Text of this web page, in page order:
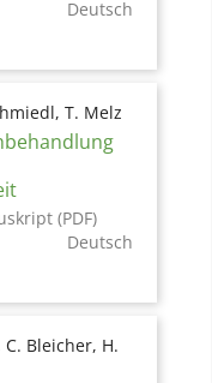
Deutsch
T. Melz
(PDF)
Deutsch
Bleicher, H.